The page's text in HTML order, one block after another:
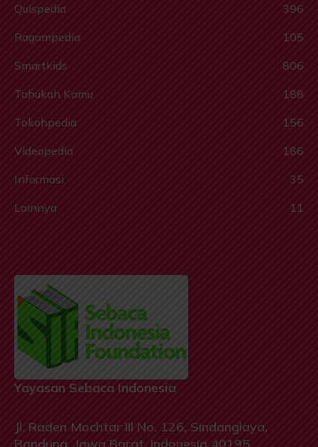
Quispedia
396
Ragampedia
105
Smartkids
806
Tahukah Kamu
188
Tokohpedia
156
Videopedia
186
Informasi
35
Lainnya
11
Yayasan Sebaca Indonesia
Jl. Raden Mochtar III No. 126, Sindanglaya,